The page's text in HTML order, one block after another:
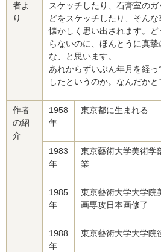
者よ
り
スケッチしたり、石膏室の
どをスケッチしたり、そん
懐かしく思い出されます。
らないのに、ほんとうに真
な、と思います。
あれからずいぶん年月を経
したというのか。なんだかと
作者
の紹
介
1958
年
東京都に生まれる
1983
年
東京藝術大学美術学
業
1985
年
東京藝術大学大学院
画専攻日本画修了
1988
年
東京藝術大学大学院